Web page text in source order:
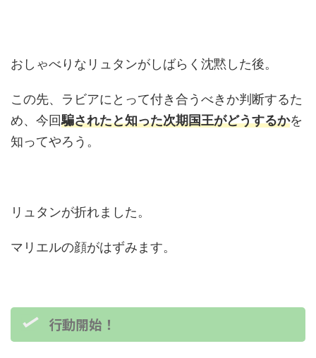
おしゃべりなリュタンがしばらく沈黙した後。
この先、ラビアにとって付き合うべきか判断するた
め、今回騙されたと知った次期国王がどうするかを
知ってやろう。
リュタンが折れました。
マリエルの顔がはずみます。
行動開始！